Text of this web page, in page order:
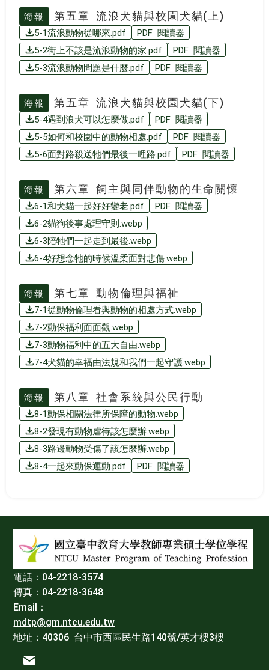
海報 第五章 流浪犬貓與校園犬貓(上)
5-1流浪動物從哪來.pdf
PDF 閱讀器
5-2街上不該是流浪動物的家.pdf
PDF 閱讀器
5-3流浪動物問題是什麼.pdf
PDF 閱讀器
海報 第五章 流浪犬貓與校園犬貓(下)
5-4遇到浪犬可以怎麼做.pdf
PDF 閱讀器
5-5如何和校園中的動物相處.pdf
PDF 閱讀器
5-6面對路殺送牠們最後一哩路.pdf
PDF 閱讀器
海報 第六章 飼主與同伴動物的生命關懷
6-1和犬貓一起好好變老.pdf
PDF 閱讀器
6-2貓狗後事處理守則.webp
6-3陪牠們一起走到最後.webp
6-4好想念牠的時候溫柔面對悲傷.webp
海報 第七章 動物倫理與福祉
7-1從動物倫理看與動物的相處方式.webp
7-2動保福利面面觀.webp
7-3動物福利中的五大自由.webp
7-4犬貓的幸福由法規和我們一起守護.webp
海報 第八章 社會系統與公民行動
8-1動保相關法律所保障的動物.webp
8-2發現有動物虐待該怎麼辦.webp
8-3路邊動物受傷了該怎麼辦.webp
8-4一起來動保運動.pdf
PDF 閱讀器
電話：04-2218-3574
傳真：04-2218-3648
Email：
mdtp@gm.ntcu.edu.tw
地址：40306 台中市西區民生路140號/英才樓3樓
電子信箱